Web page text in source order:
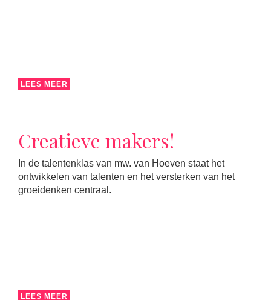
LEES MEER
Creatieve makers!
In de talentenklas van mw. van Hoeven staat het
ontwikkelen van talenten en het versterken van het
groeidenken centraal.
LEES MEER